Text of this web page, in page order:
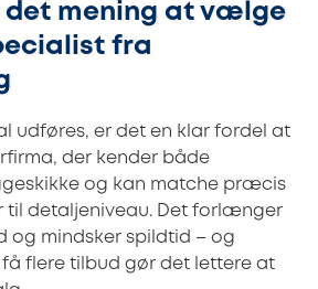
det mening at vælge
fra
udføres, er det en klar fordel at
der kender både
og kan matche præcis
til detaljeniveau. Det forlænger
og mindsker spildtid – og
flere tilbud gør det lettere at